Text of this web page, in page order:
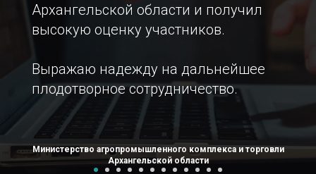
Архангельской области и получил
высокую оценку участников.
Выражаю надежду на дальнейшее
плодотворное сотрудничество.
Министерство агропромышленного комплекса и торговли
Архангельской области